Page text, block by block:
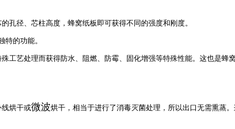
孔径、芯柱高度，蜂窝纸板即可获得不同的强度和刚度。
特的功能。
工艺处理而获得防水、阻燃、防霉、固化增强等特殊性能。这也是蜂
烘干或微波烘干，相当于进行了消毒灭菌处理，所以出口无需熏蒸